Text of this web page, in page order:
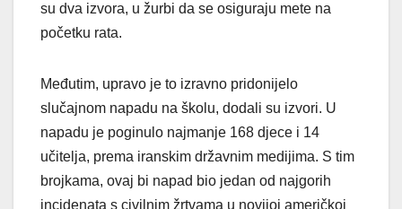
su dva izvora, u žurbi da se osiguraju mete na
početku rata.
Međutim, upravo je to izravno pridonijelo
slučajnom napadu na školu, dodali su izvori. U
napadu je poginulo najmanje 168 djece i 14
učitelja, prema iranskim državnim medijima. S tim
brojkama, ovaj bi napad bio jedan od najgorih
incidenata s civilnim žrtvama u novijoj američkoj